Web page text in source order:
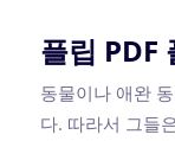
플립 PDF
동물이나 애완
다. 따라서 그들